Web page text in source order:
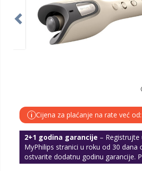
i Cijena za plaćanje na rate već
2+1 godina garancije – Registrujte
MyPhilips stranici u roku od 30 dana
ostvarite dodatnu godinu garancije.